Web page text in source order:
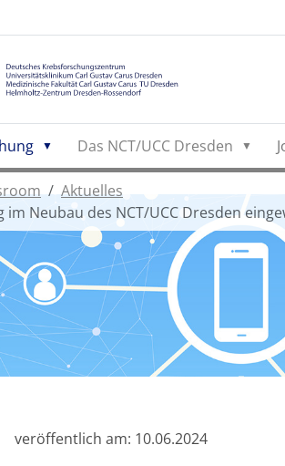
Das NCT/UCC Dresden
Aktuelles
Neubau des NCT/UCC Dresden
veröffentlich am: 10.06.2024